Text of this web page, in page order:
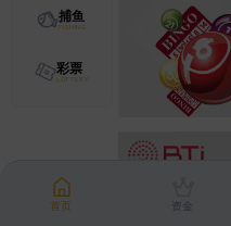
捕鱼
彩票
首页 资金